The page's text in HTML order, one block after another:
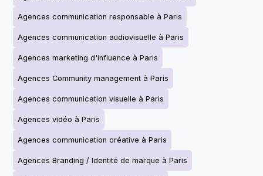
Agences communication responsable à Paris
Agences communication audiovisuelle à Paris
Agences marketing d'influence à Paris
Agences Community management à Paris
Agences communication visuelle à Paris
Agences vidéo à Paris
Agences communication créative à Paris
Agences Branding / Identité de marque à Paris